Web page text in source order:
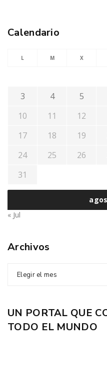
Calendario
L M X
3
4 5
10
11 12
17
18 19
24
25 26
31
« Jul
Archivos
Elegir el mes
UN PORTAL QUE
TODO EL MUNDO